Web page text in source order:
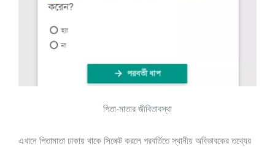
পিতা-মাতার জীবিতাবস্থা
এখানে পিতামাতা ঢাকায় থাকে সিলেক্ট করলে পরবর্তিতে স্থানীয় অবিভাবকের তথ্যের